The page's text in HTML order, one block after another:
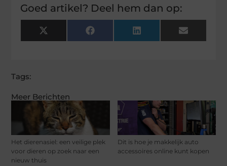
Meer Berichten
Het dierenasiel: een veilige plek
voor dieren op zoek naar een
nieuw thuis
Dit is hoe je makkelijk auto
accessoires online kunt kopen
Goed artikel? Deel hem dan op:
X
(Twitter)
Facebook LinkedIn Email
Tags: